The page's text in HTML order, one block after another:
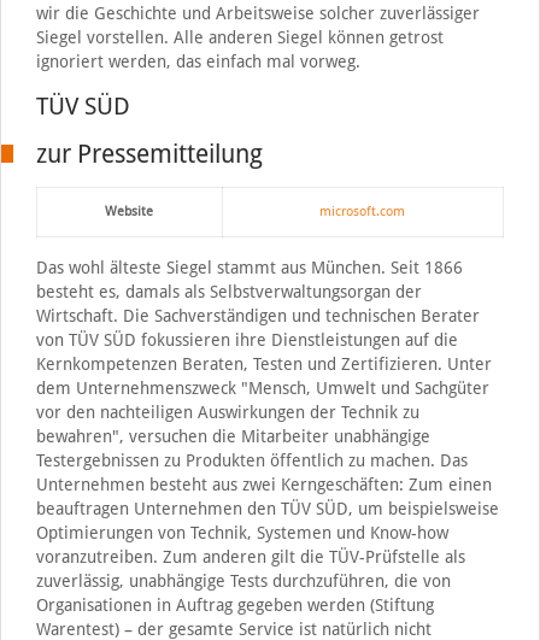
wir die Geschichte und Arbeitsweise solcher zuverlässiger
Siegel vorstellen. Alle anderen Siegel können getrost
ignoriert werden, das einfach mal vorweg.
TÜV SÜD
zur Pressemitteilung
Website microsoft.com
Das wohl älteste Siegel stammt aus München. Seit 1866
besteht es, damals als Selbstverwaltungsorgan der
Wirtschaft. Die Sachverständigen und technischen Berater
von TÜV SÜD fokussieren ihre Dienstleistungen auf die
Kernkompetenzen Beraten, Testen und Zertifizieren. Unter
dem Unternehmenszweck "Mensch, Umwelt und Sachgüter
vor den nachteiligen Auswirkungen der Technik zu
bewahren", versuchen die Mitarbeiter unabhängige
Testergebnissen zu Produkten öffentlich zu machen. Das
Unternehmen besteht aus zwei Kerngeschäften: Zum einen
beauftragen Unternehmen den TÜV SÜD, um beispielsweise
Optimierungen von Technik, Systemen und Know-how
voranzutreiben. Zum anderen gilt die TÜV-Prüfstelle als
zuverlässig, unabhängige Tests durchzuführen, die von
Organisationen in Auftrag gegeben werden (Stiftung
Warentest) – der gesamte Service ist natürlich nicht